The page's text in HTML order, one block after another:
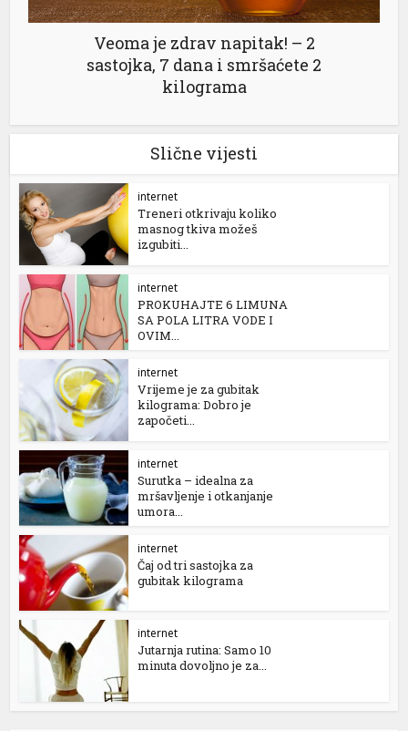
Veoma je zdrav napitak! – 2
sastojka, 7 dana i smršaćete 2
kilograma
Slične vijesti
internet
Treneri otkrivaju koliko
masnog tkiva možeš
izgubiti...
internet
PROKUHAJTE 6 LIMUNA
SA POLA LITRA VODE I
OVIM...
internet
Vrijeme je za gubitak
kilograma: Dobro je
započeti...
internet
Surutka – idealna za
mršavljenje i otkanjanje
umora...
internet
Čaj od tri sastojka za
gubitak kilograma
internet
Jutarnja rutina: Samo 10
minuta dovoljno je za...